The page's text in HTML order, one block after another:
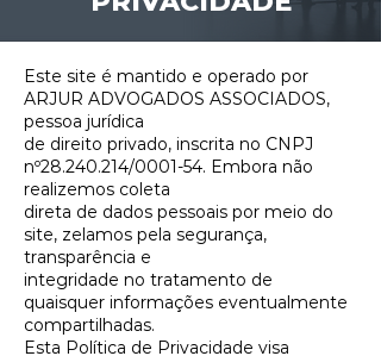
Este site é mantido e operado por
ARJUR ADVOGADOS ASSOCIADOS,
pessoa jurídica
de direito privado, inscrita no CNPJ
nº28.240.214/0001-54. Embora não
realizemos coleta
direta de dados pessoais por meio do
site, zelamos pela segurança,
transparência e
integridade no tratamento de
quaisquer informações eventualmente
compartilhadas.
Esta Política de Privacidade visa